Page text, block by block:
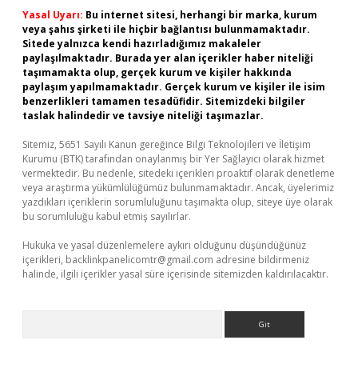
Yasal Uyarı: Bu internet sitesi, herhangi bir marka, kurum
veya şahıs şirketi ile hiçbir bağlantısı bulunmamaktadır.
Sitede yalnızca kendi hazırladığımız makaleler
paylaşılmaktadır. Burada yer alan içerikler haber niteliği
taşımamakta olup, gerçek kurum ve kişiler hakkında
paylaşım yapılmamaktadır. Gerçek kurum ve kişiler ile isim
benzerlikleri tamamen tesadüfidir. Sitemizdeki bilgiler
taslak halindedir ve tavsiye niteliği taşımazlar.
Sitemiz, 5651 Sayılı Kanun gereğince Bilgi Teknolojileri ve İletişim
Kurumu (BTK) tarafından onaylanmış bir Yer Sağlayıcı olarak hizmet
vermektedir. Bu nedenle, sitedeki içerikleri proaktif olarak denetleme
veya araştırma yükümlülüğümüz bulunmamaktadır. Ancak, üyelerimiz
yazdıkları içeriklerin sorumluluğunu taşımakta olup, siteye üye olarak
bu sorumluluğu kabul etmiş sayılırlar.
Hukuka ve yasal düzenlemelere aykırı olduğunu düşündüğünüz
içerikleri, backlinkpanelicomtr@gmail.com adresine bildirmeniz
halinde, ilgili içerikler yasal süre içerisinde sitemizden kaldırılacaktır.